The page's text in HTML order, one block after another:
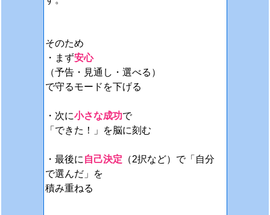
そのため
・まず安心
（予告・見通し・選べる）
で守るモードを下げる
・次に小さな成功で
「できた！」を脳に刻む
・最後に 自己決定 （2択など）で「自分
で選んだ」を
積み重ねる